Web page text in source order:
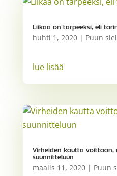
Liikaa on tarpeeksi, eli
huhti 1, 2020| Puun
lue lisää
Virheiden kautta voittoon,
suunnitteluun
maalis 11, 2020| Puun